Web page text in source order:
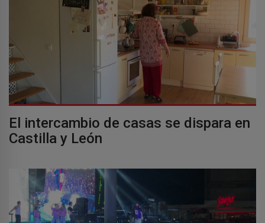
El intercambio de casas se dispara en
Castilla y León